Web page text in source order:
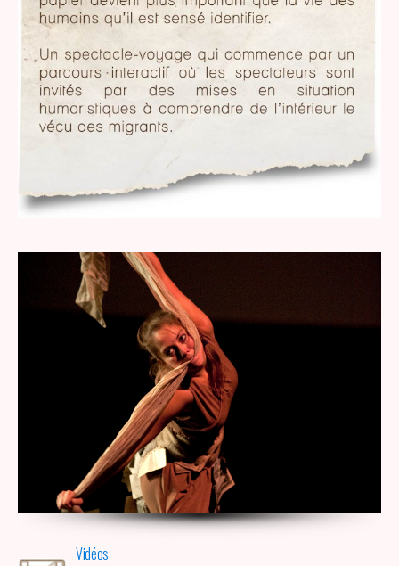
Vidéos